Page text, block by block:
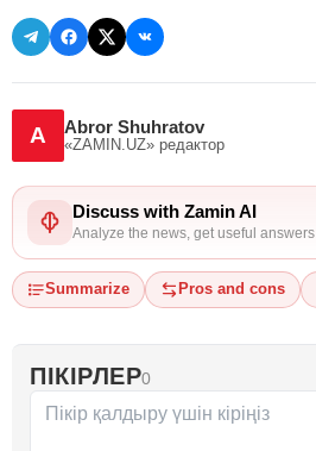
A Abror Shuhratov
«ZAMIN.UZ» редактор
Discuss with Zamin AI
Analyze the news, get useful answers
Summarize Pros and cons
ПІКІРЛЕР0